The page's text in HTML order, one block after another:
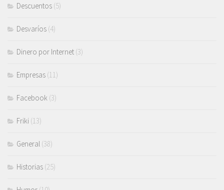
Descuentos (5)
Desvaríos (4)
Dinero por Internet (3)
Empresas (11)
Facebook (3)
Friki (13)
General (38)
Historias (25)